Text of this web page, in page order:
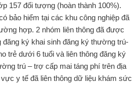
157 đối tượng (hoàn thành 100%).
bảo hiểm tại các khu công nghiệp đã
hợp. 2 nhóm liên thông đã được
đăng ký khai sinh đăng ký thường trú-
trẻ dưới 6 tuổi và liên thông đăng ký
trú – trợ cấp mai táng phí trên địa
y tế đã liên thông dữ liệu khám sức